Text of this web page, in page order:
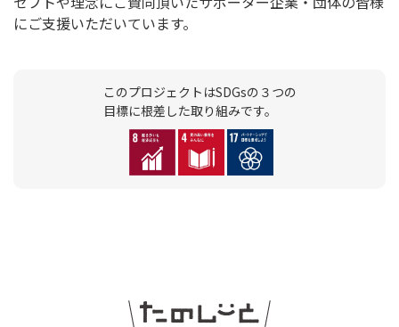
にご支援いただいています。
このプロジェクトはSDGsの３つの
目標に根差した取り組みです。